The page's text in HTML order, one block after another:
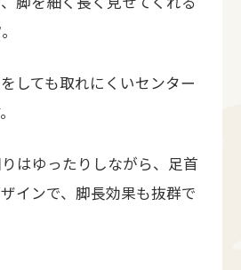
しても取れにくいセンター
はゆったりしながら、足首
インで、脚長効果も抜群で